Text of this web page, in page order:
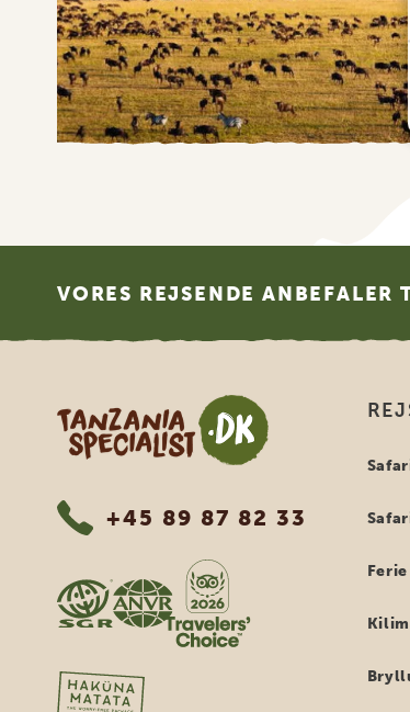
VORES REJSENDE ANBEFALER
Tanzania Specialist
+45 89 87 82 33